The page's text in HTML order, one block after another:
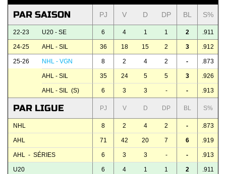
PAR SAISON PJ V D DP BL S%
22-23 U20 - SE 6 4 1 1 2 .911
24-25 AHL - SIL 36 18 15 2 3 .912
25-26 NHL - VGN 8 2 4 2 - .873
AHL - SIL 35 24 5 5 3 .926
AHL - SIL (S) 6 3 3 - - .913
PAR LIGUE PJ V D DP BL S%
NHL 8 2 4 2 - .873
AHL 71 42 20 7 6 .919
AHL - SÉRIES 6 3 3 - - .913
U20 6 4 1 1 2 .911